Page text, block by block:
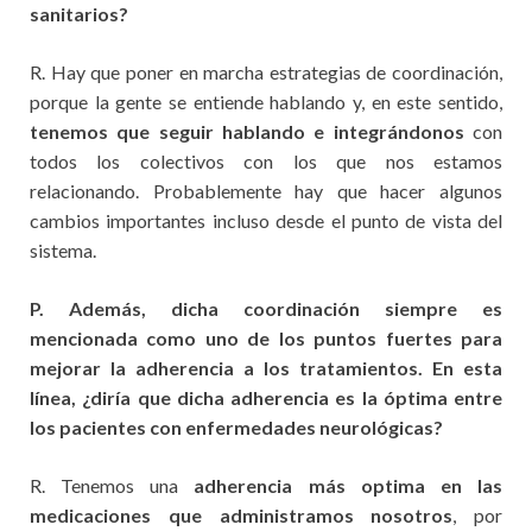
sanitarios?
R. Hay que poner en marcha estrategias de coordinación,
porque la gente se entiende hablando y, en este sentido,
tenemos que seguir hablando e integrándonos con
todos los colectivos con los que nos estamos
relacionando. Probablemente hay que hacer algunos
cambios importantes incluso desde el punto de vista del
sistema.
P. Además, dicha coordinación siempre es
mencionada como uno de los puntos fuertes para
mejorar la adherencia a los tratamientos. En esta
línea, ¿diría que dicha adherencia es la óptima entre
los pacientes con enfermedades neurológicas?
R. Tenemos una adherencia más optima en las
medicaciones que administramos nosotros , por